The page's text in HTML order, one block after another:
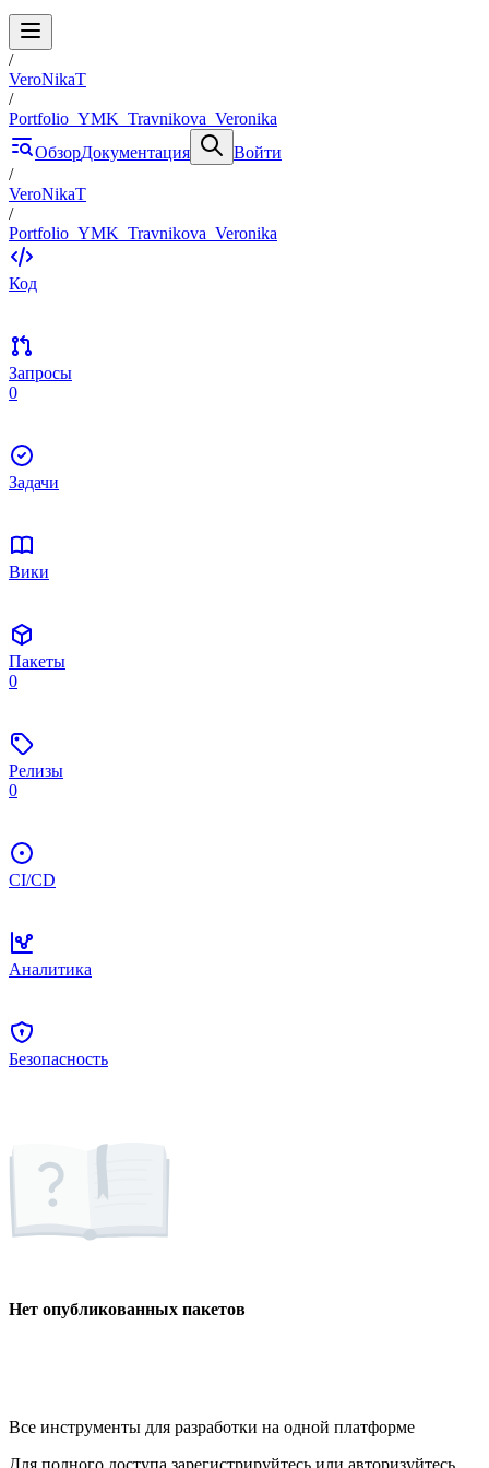
/
VeroNikaT
/
Portfolio_YMK_Travnikova_Veronika
ОбзорДокументация
Войти
/
VeroNikaT
/
Portfolio_YMK_Travnikova_Veronika
Код
Запросы
0
Задачи
Вики
Пакеты
0
Релизы
0
CI/CD
Аналитика
Безопасность
Нет опубликованных пакетов
Все инструменты для разработки на одной платформе
Для полного доступа зарегистрируйтесь или авторизуйтесь